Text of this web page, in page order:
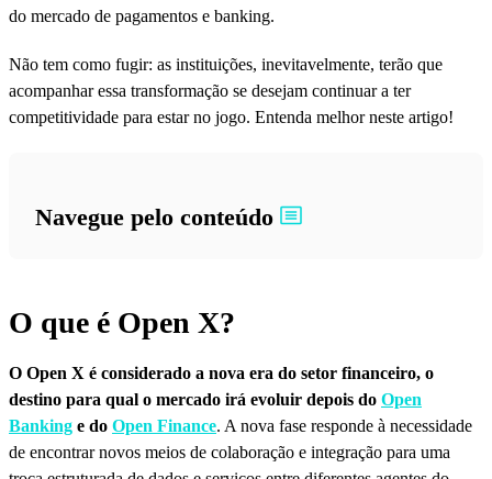
do mercado de pagamentos e banking.
Não tem como fugir: as instituições, inevitavelmente, terão que
acompanhar essa transformação se desejam continuar a ter
competitividade para estar no jogo. Entenda melhor neste artigo!
Navegue pelo conteúdo
O que é Open X?
O Open X é considerado a nova era do setor financeiro, o
destino para qual o mercado irá evoluir depois do Open
Banking e do Open Finance. A nova fase responde à necessidade
de encontrar novos meios de colaboração e integração para uma